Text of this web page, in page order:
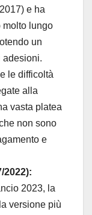
e ha
molto lungo
un
adesioni.
le difficoltà
alla
vasta platea
non sono
e
2022):
2023, la
versione più